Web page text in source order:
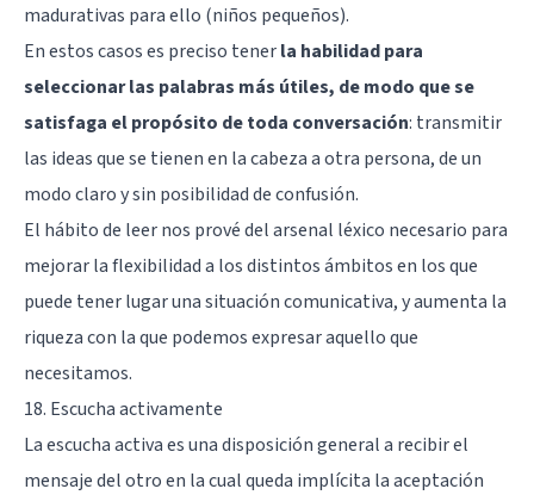
madurativas para ello (niños pequeños).
En estos casos es preciso tenerla habilidad para
seleccionar las palabras más útiles, de modo que se
satisfaga el propósito de toda conversación: transmitir
las ideas que se tienen en la cabeza a otra persona, de un
modo claro y sin posibilidad de confusión.
El hábito de leer nos prové del arsenal léxico necesario para
mejorar la flexibilidad a los distintos ámbitos en los que
puede tener lugar una situación comunicativa, y aumenta la
riqueza con la que podemos expresar aquello que
necesitamos.
18. Escucha activamente
La escucha activa es una disposición general a recibir el
mensaje del otro en la cual queda implícita la aceptación